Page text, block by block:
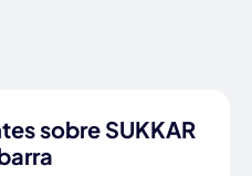
sobre SUKKAR